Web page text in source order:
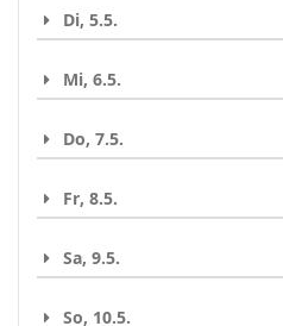
Di, 5.5.
Mi, 6.5.
Do, 7.5.
Fr, 8.5.
Sa, 9.5.
So, 10.5.